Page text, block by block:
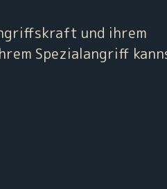
und ihrem
Spezialangriff